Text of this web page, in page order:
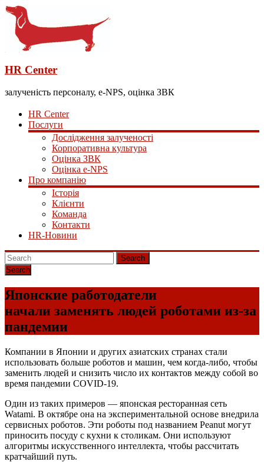
HR Center
залученість персоналу, e-NPS, оцінка ЗВК
HR Center
Послуги
Дослідження залученості
Корпоративна культура
Оцінка ЗВК
Оцінка e-NPS
Про компанію
Історія
Клієнти
Команда
Контакти
HR-Новини
Search
Японские работодатели
начали заменять людей роботами из-за
пандемии
Компании в Японии и других азиатских странах стали
использовать больше роботов и машин, чем когда-либо, чтобы
заменить людей и снизить число их контактов между собой во
время пандемии COVID-19.
Один из таких примеров — японская ресторанная сеть
Watami. В октябре она на экспериментальной основе внедрила
сервисных роботов. Эти роботы под названием Peanut могут
приносить посуду с кухни к столикам. Они используют
алгоритмы искусственного интеллекта, чтобы рассчитать
кратчайший путь.